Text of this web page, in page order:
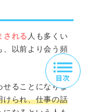
される 人も多くい
、以前より会う頻
せることになりま
けられ、仕事の話